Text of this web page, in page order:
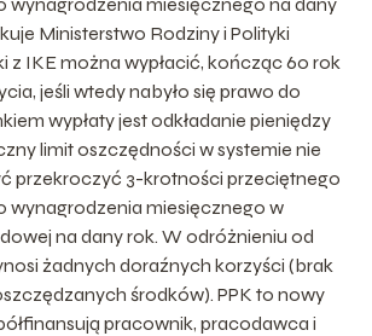
Ministerstwo Rodziny i Polityki
z IKE można wypłacić, kończąc 60 rok
jeśli wtedy nabyło się prawo do
wypłaty jest odkładanie pieniędzy
limit oszczędności w systemie nie
przekroczyć 3-krotności przeciętnego
wynagrodzenia miesięcznego w
na dany rok. W odróżnieniu od
żadnych doraźnych korzyści (brak
środków). PPK to nowy
pracownik, pracodawca i